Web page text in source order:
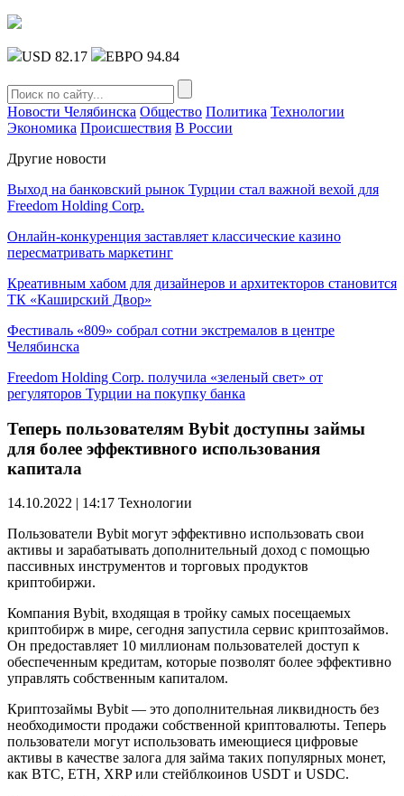
USD 82.17 ЕВРО 94.84
Новости Челябинска Общество Политика Технологии
Экономика Происшествия В России
Другие новости
Выход на банковский рынок Турции стал важной вехой для
Freedom Holding Corp.
Онлайн-конкуренция заставляет классические казино
пересматривать маркетинг
Креативным хабом для дизайнеров и архитекторов становится
ТК «Каширский Двор»
Фестиваль «809» собрал сотни экстремалов в центре
Челябинска
Freedom Holding Corp. получила «зеленый свет» от
регуляторов Турции на покупку банка
Теперь пользователям Bybit доступны займы
для более эффективного использования
капитала
14.10.2022 | 14:17 Технологии
Пользователи Bybit могут эффективно использовать свои
активы и зарабатывать дополнительный доход с помощью
пассивных инструментов и торговых продуктов
криптобиржи.
Компания Bybit, входящая в тройку самых посещаемых
криптобирж в мире, сегодня запустила сервис криптозаймов.
Он предоставляет 10 миллионам пользователей доступ к
обеспеченным кредитам, которые позволят более эффективно
управлять собственным капиталом.
Криптозаймы Bybit — это дополнительная ликвидность без
необходимости продажи собственной криптовалюты. Теперь
пользователи могут использовать имеющиеся цифровые
активы в качестве залога для займа таких популярных монет,
как BTC, ETH, XRP или стейблкоинов USDT и USDC.